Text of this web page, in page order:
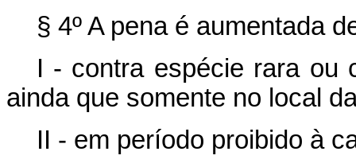
§ 4º A pena é aumentada
I - contra espécie rara ou
ainda que somente no local
II - em período proibido à